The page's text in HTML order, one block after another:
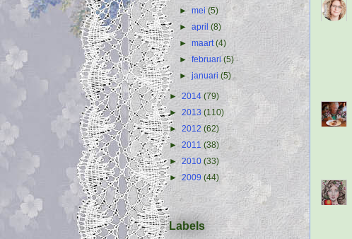
►mei(5)
►april(8)
►maart(4)
►februari(5)
►januari(5)
►2014 (79)
► 2013 (110)
► 2012 (62)
►2011 (38)
►2010 (33)
►2009 (44)
Labels